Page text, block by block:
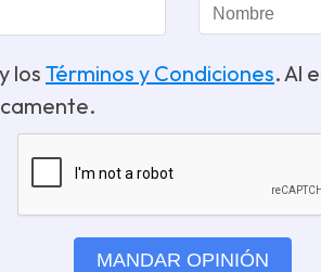
y los Términos y Condiciones. Al
MANDAR OPINIÓN